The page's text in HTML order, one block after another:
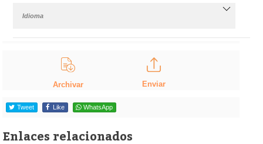
Idioma
Archivar Enviar
Tweet Like WhatsApp
Enlaces relacionados